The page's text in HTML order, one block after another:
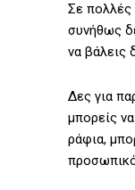
Σε πολλές
συνήθως
να βάλεις
Δες για
μπορείς
ράφια,